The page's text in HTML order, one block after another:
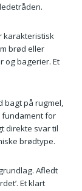
karakteristisk
brød eller
og bagerier. Et
bagt på rugmel,
fundament for
direkte svar til
brødtype.
Afledt
Et klart